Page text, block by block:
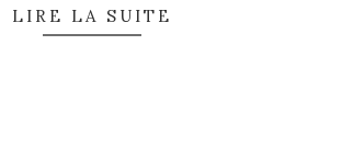
LIRE LA SUITE